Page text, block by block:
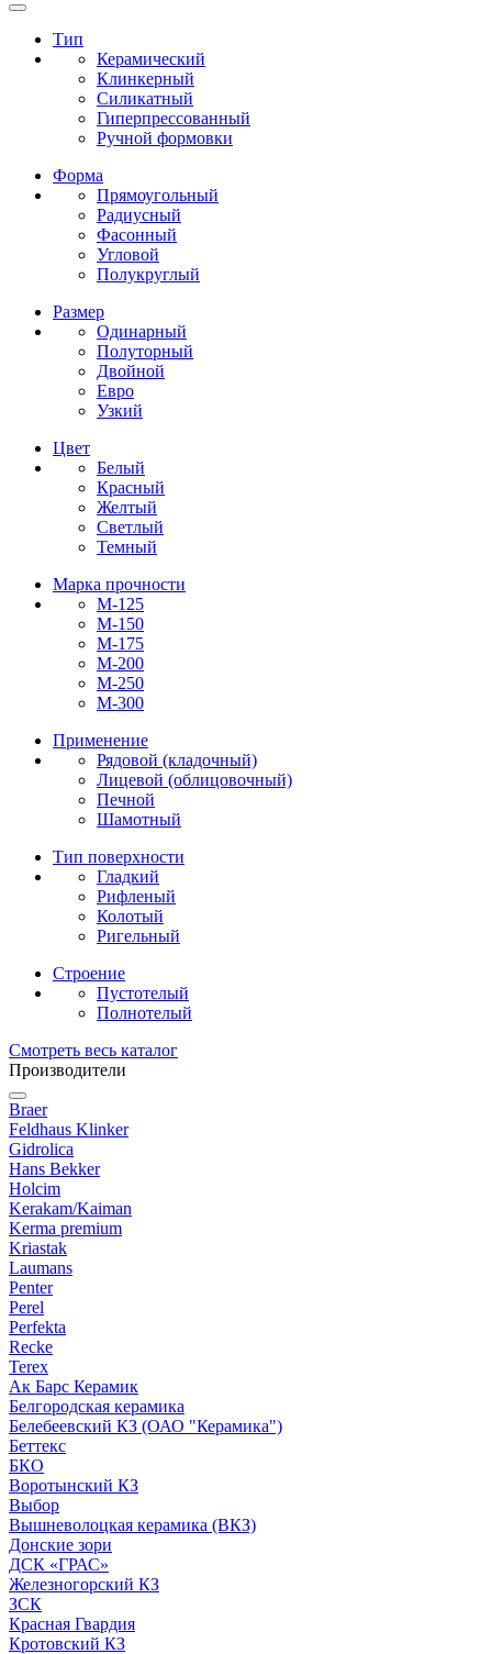
Тип
Керамический
Клинкерный
Силикатный
Гиперпрессованный
Ручной формовки
Форма
Прямоугольный
Радиусный
Фасонный
Угловой
Полукруглый
Размер
Одинарный
Полуторный
Двойной
Евро
Узкий
Цвет
Белый
Красный
Желтый
Светлый
Темный
Марка прочности
М-125
М-150
М-175
М-200
М-250
М-300
Применение
Рядовой (кладочный)
Лицевой (облицовочный)
Печной
Шамотный
Тип поверхности
Гладкий
Рифленый
Колотый
Ригельный
Строение
Пустотелый
Полнотелый
Смотреть весь каталог
Производители
Braer
Feldhaus Klinker
Gidrolica
Hans Bekker
Holcim
Kerakam/Kaiman
Kerma premium
Kriastak
Laumans
Penter
Perel
Perfekta
Recke
Terex
Ак Барс Керамик
Белгородская керамика
Белебеевский КЗ (ОАО "Керамика")
Беттекс
БКО
Воротынский КЗ
Выбор
Вышневолоцкая керамика (ВКЗ)
Донские зори
ДСК «ГРАС»
Железногорский КЗ
ЗСК
Красная Гвардия
Кротовский КЗ